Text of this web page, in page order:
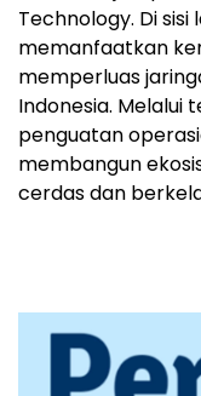
Technology. Di sisi
memanfaatkan
memperluas
Indonesia. Melalui
penguatan
membangun
cerdas dan